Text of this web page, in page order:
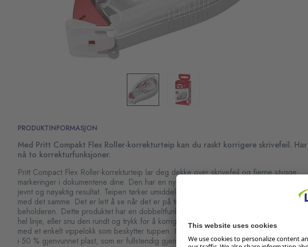
PRODUKTINFORMASJON
Med Pritt Compakt Flex Roller-korrekturteip kan du raskt korrigere skrivefeil. Har
nå to korrekturfunksjoner.
Pritt Compact Flex Roller-korrekturteip lar deg dekke over skrivefeil og fjerne stygge
markeringer i dokumentene dine. Den har en ny og forbedret fleksibel tupp som gir et
jevnt og nøyaktig resultat. Teipen tørker umiddelbart, slik at brukerne kan skrive på den
med det samme. Det er lett å se når det er på tide med påfyll, med den gjennomsiktige
beholderen. Dette produktet har en dobbeltfunksjon: Bare dra over for å korrigere en
hel linje, eller snu den rundt og trykk for å korrigere en enkeltbokstav. Det følger også
med et enkelt vippelokk som beskytter tuppen. Compact Flex Roller-teipen oppbevares
i 50 % gjenvunnet plast, som er fullstendig gjenvinnbar.